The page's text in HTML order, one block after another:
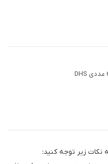
نکات زیر توجه کنید: